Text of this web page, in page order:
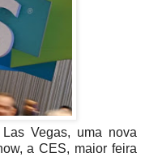
Vegas, uma nova
a CES, maior feira